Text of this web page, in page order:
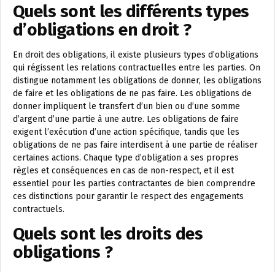
Quels sont les différents types
d’obligations en droit ?
En droit des obligations, il existe plusieurs types d’obligations
qui régissent les relations contractuelles entre les parties. On
distingue notamment les obligations de donner, les obligations
de faire et les obligations de ne pas faire. Les obligations de
donner impliquent le transfert d’un bien ou d’une somme
d’argent d’une partie à une autre. Les obligations de faire
exigent l’exécution d’une action spécifique, tandis que les
obligations de ne pas faire interdisent à une partie de réaliser
certaines actions. Chaque type d’obligation a ses propres
règles et conséquences en cas de non-respect, et il est
essentiel pour les parties contractantes de bien comprendre
ces distinctions pour garantir le respect des engagements
contractuels.
Quels sont les droits des
obligations ?